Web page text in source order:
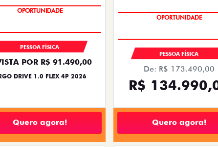
BÔNUS DE 6 MIL REAIS
PESSOA FÍSICA
POR R$ 91.490,00
DRIVE 1.0 FLEX 4P 2026
Quero agora!
PREÇO IMPERDÍVEL
PESSOA FÍSICA
De: R$ 173.490,00
R$
Quero agora!